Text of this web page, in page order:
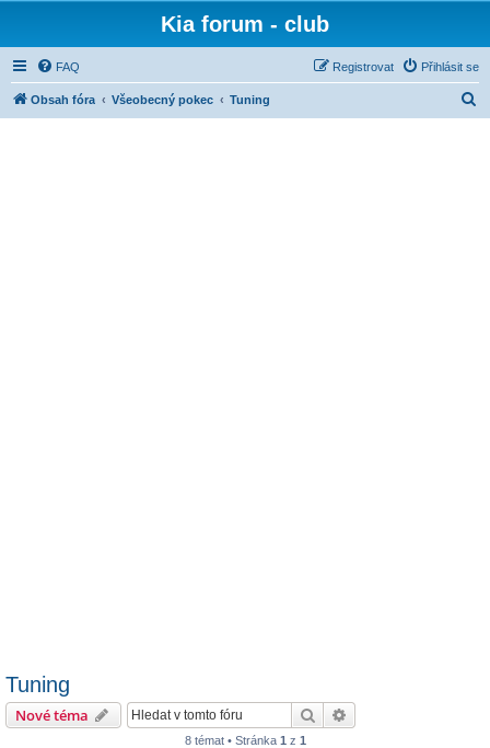
Kia forum - club
FAQ Přihlásit se
Registrovat
Obsah fóra Všeobecný pokec Tuning
Tuning
Nové téma Hledat
8 témat • Stránka 1 z 1